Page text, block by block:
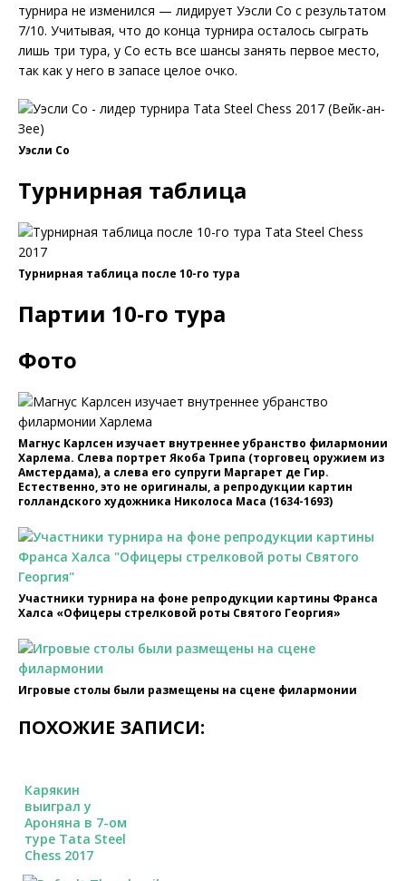
турнира не изменился — лидирует Уэсли Со с результатом
7/10. Учитывая, что до конца турнира осталось сыграть
лишь три тура, у Со есть все шансы занять первое место,
так как у него в запасе целое очко.
Уэсли Со
Турнирная таблица
Турнирная таблица после 10-го тура
Партии 10-го тура
Фото
Магнус Карлсен изучает внутреннее убранство филармонии
Харлема. Слева портрет Якоба Трипа (торговец оружием из
Амстердама), а слева его супруги Маргарет де Гир.
Естественно, это не оригиналы, а репродукции картин
голландского художника Николоса Маса (1634-1693)
Участники турнира на фоне репродукции картины Франса
Халса «Офицеры стрелковой роты Святого Георгия»
Игровые столы были размещены на сцене филармонии
ПОХОЖИЕ ЗАПИСИ:
Карякин
выиграл у
Ароняна в 7-ом
туре Tata Steel
Chess 2017